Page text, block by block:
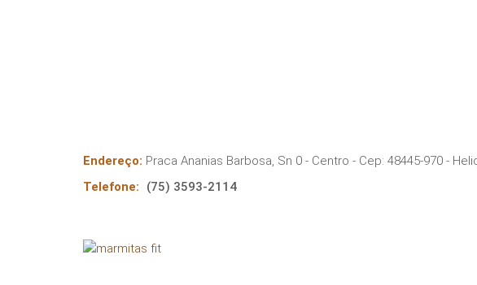
Endereço: Praca Ananias Barbosa, Sn 0 - Centro - Cep: 48445-970 -
Telefone:
(75) 3593-2114